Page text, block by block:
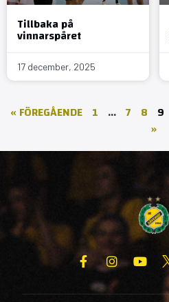
Tillbaka på
vinnarspåret
17 december, 2025
« FÖREGÅENDE 1 … 7 8 9
»